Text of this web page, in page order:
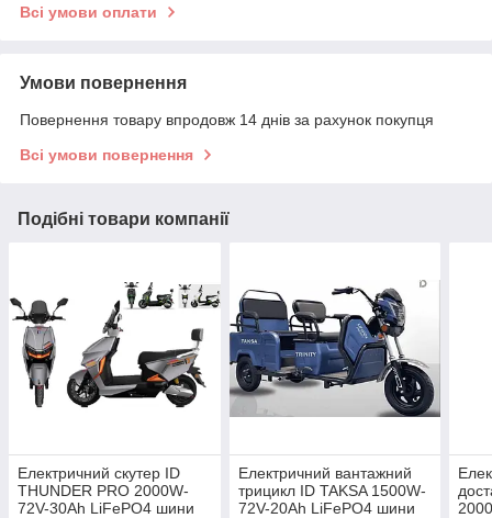
Всі умови оплати
Умови повернення
Повернення товару впродовж 14 днів за рахунок покупця
Всі умови повернення
Подібні товари компанії
Електричний скутер ID
THUNDER PRO 2000W-
72V-30Ah LiFePO4 шини
Електричний вантажний
трицикл ID TAKSA 1500W-
72V-20Ah LiFePO4 шини